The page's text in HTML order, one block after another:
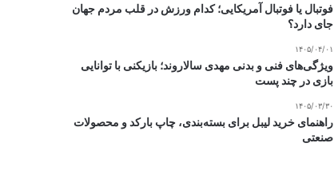
فوتبال یا فوتبال آمریکایی؛ کدام ورزش در قلب مردم جهان
جای دارد؟
۱۴۰۵/۰۴/۰۱
ویژگی‌های فنی و بدنی مهدی سالاروند؛ بازیکنی با توانایی
بازی در چند پست
۱۴۰۵/۰۳/۳۰
راهنمای خرید لیبل برای بسته‌بندی، چاپ بارکد و محصولات
صنعتی